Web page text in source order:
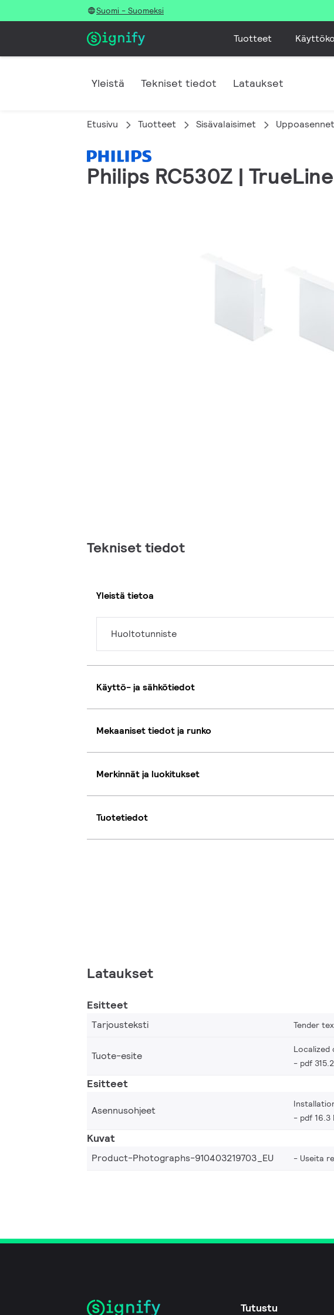
Suomi - Suomeksi
Tuotteet
Yleistä Tekniset tiedot Lataukset
Etusivu Tuotteet Sisävalaisimet
Philips RC530Z |
Tekniset tiedot
Yleistä tietoa
Huoltotunniste
Käyttö- ja sähkötiedot
Mekaaniset tiedot ja runko
Merkinnät ja luokitukset
Tuotetiedot
Lataukset
Esitteet
Tarjousteksti Tender
Tuote-esite
Localized
pdf
Esitteet
Asennusohjeet
pdf 16.3
Kuvat
Product-Photographs-910403219703_EU Useita
Tutustu